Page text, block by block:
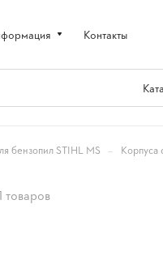
Контакты
бензопил STIHL MS – Корпуса
товаров